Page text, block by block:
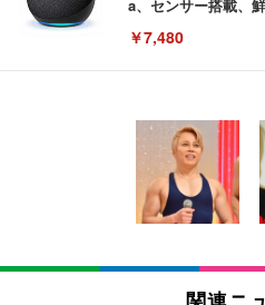
a、センサー搭載、
￥7,480
[EdoErgo] オフィ
い 跳ね上げ式アー
キング pc 事務椅子
ン樹脂ベース 通気
(黒網+黒枠+黒足)
￥5,699
SIHOO B100 オフ
ュチェア 人間工学
EIZO ビジネス向け
EV3240X-WT |
イト
￥105,595
EIZO ビジネス向け
Amazonベーシック
回使い捨て 無香料
￥3,373
Amazonベーシック
x2袋(84枚) ホワイ
関連ニ